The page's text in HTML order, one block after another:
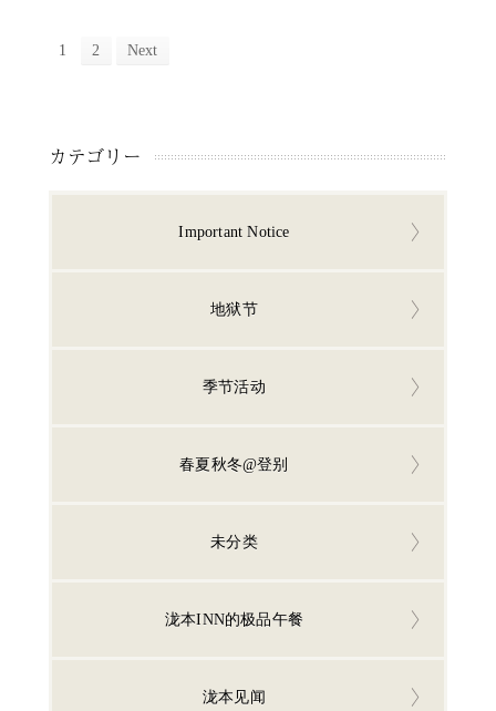
1 2 Next
カテゴリー
Important Notice
地狱节
季节活动
春夏秋冬@登别
未分类
泷本INN的极品午餐
泷本见闻